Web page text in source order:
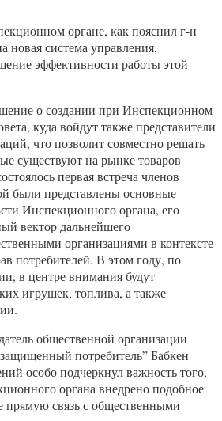
органе, как пояснил г-н
новая система управления,
эффективности работы этой
о создании при Инспекционном
куда войдут также представители
что позволит совместно решать
существуют на рынке товаров
первая встреча членов
были представлены основные
Инспекционного органа, его
вектор дальнейшего
организациями в контексте
потребителей. В этом году, по
в центре внимания будут
игрушек, топлива, а также
общественной организации
потребитель” Бабкен
особо подчеркнул важность того,
органа внедрено подобное
прямую связь с общественными